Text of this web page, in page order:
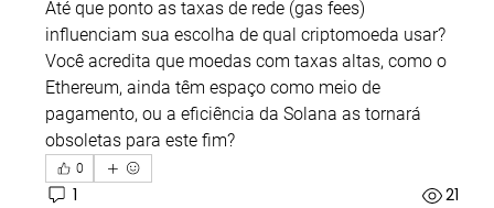
Até que ponto as taxas de rede (gas fees)
influenciam sua escolha de qual criptomoeda usar?
Você acredita que moedas com taxas altas, como o
Ethereum, ainda têm espaço como meio de
pagamento, ou a eficiência da Solana as tornará
obsoletas para este fim?
0
1 21